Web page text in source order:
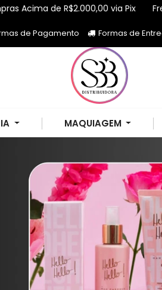
de R$2.000,00 via Pix Frete
de Pagamento Formas de
MAQUIAGEM